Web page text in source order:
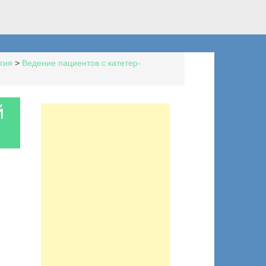
> Ведение пациентов с катетер-